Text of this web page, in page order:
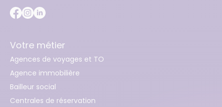
Votre métier
Agences de voyages et TO
Agence immobilière
Bailleur social
Centrales de réservation